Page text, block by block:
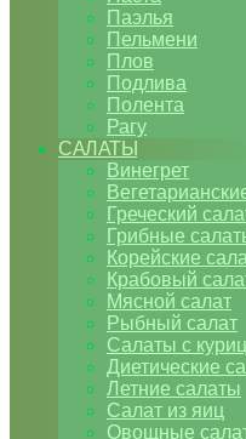
Паэлья
Пельмени
Плов
Подлива
Полента
Рагу
САЛАТЫ
Винегрет
Греческий
Грибные
Корейские
Крабовый
Мясной салат
Рыбный салат
Салаты с
Диетические
Летние салаты
Салат из яиц
Овощные